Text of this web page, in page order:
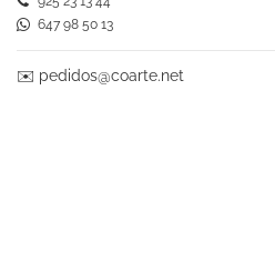
647 98 50 13
✉️ pedidos@coarte.net